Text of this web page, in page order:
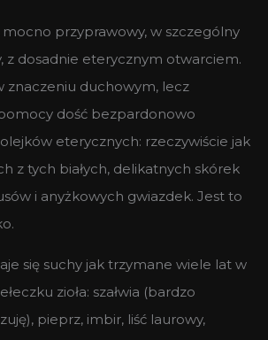
przyprawowy, w szczególny
z dosadnie eterycznym otwarciem.
znaczeniu duchowym, lecz
dość bezpardonowo
eterycznych: rzeczywiście jak
z tych białych, delikatnych skórek
i anyżkowych gwiazdek. Jest to
się suchy jak trzymane wiele lat w
zioła: szałwia (bardzo
pieprz, imbir, liść laurowy,